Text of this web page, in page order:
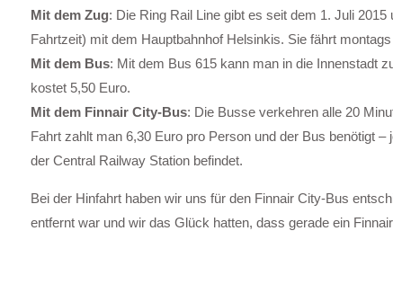
Mit dem Zug: Die Ring Rail Line gibt es seit dem 1. Juli
Fahrtzeit) mit dem Hauptbahnhof Helsinkis. Sie fährt
Mit dem Bus: Mit dem Bus 615 kann man in die Innenstadt
kostet 5,50 Euro.
Mit dem Finnair City-Bus: Die Busse verkehren alle 20
Fahrt zahlt man 6,30 Euro pro Person und der Bus benötigt
der Central Railway Station befindet.
Bei der Hinfahrt haben wir uns für den Finnair City-Bus
entfernt war und wir das Glück hatten, dass gerade ein